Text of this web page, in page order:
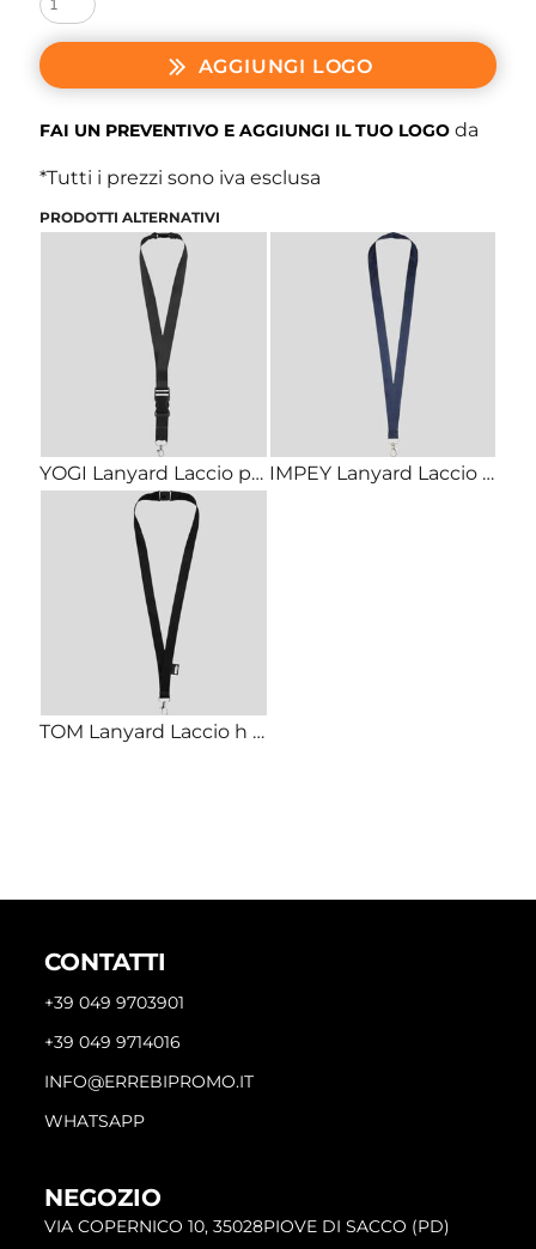
AGGIUNGI LOGO
FAI UN PREVENTIVO E AGGIUNGI IL TUO LOGO da
*Tutti i prezzi sono iva esclusa
PRODOTTI ALTERNATIVI
YOGI Lanyard Laccio porta badge in poliestere h 2,5 cm con sgancio di sicureza e fibbia staccabile IMPEY Lanyard Laccio h 2 cm con moschettone per attaccare badge o chiavi
TOM Lanyard Laccio h 2cm in PET riciclato con sgancio di sicurezza e moschettone
CONTATTI
+39 049 9703901
+39 049 9714016
INFO@ERREBIPROMO.IT
WHATSAPP
NEGOZIO
VIA COPERNICO 10, 35028PIOVE DI SACCO (PD)